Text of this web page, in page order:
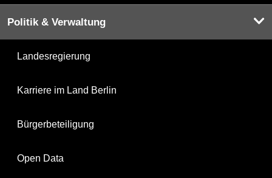
Politik & Verwaltung
Landesregierung
Karriere im Land Berlin
Bürgerbeteiligung
Open Data